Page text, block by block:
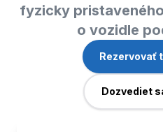
fyzicky
o vozidle
Rezervovať
Dozvediet